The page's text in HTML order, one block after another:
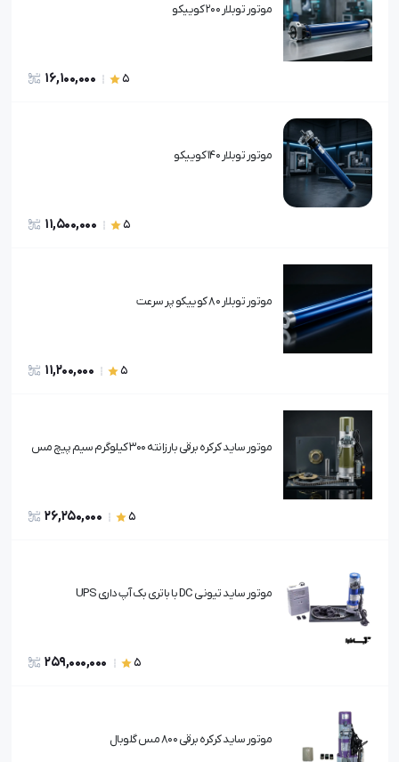
موتور توبلار 200 کوییکو
5
16,100,000
موتور توبلار 140 کوییکو
5
11,500,000
موتور توبلار 80 کوییکو پر سرعت
5
11,200,000
موتور ساید کرکره برقی بارزانته 300 کیلوگرم سیم پیچ مس
5
26,250,000
موتور ساید تیونی DC با باتری بک آپ داری UPS
5
259,000,000
موتور ساید کرکره برقی 800 مس گلوبال